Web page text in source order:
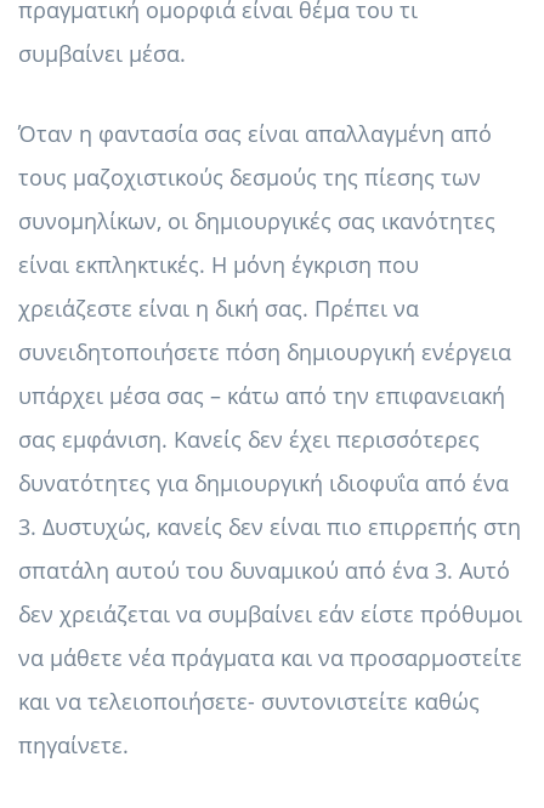
πραγματική ομορφιά είναι θέμα του τι
συμβαίνει μέσα.
Όταν η φαντασία σας είναι απαλλαγμένη από
τους μαζοχιστικούς δεσμούς της πίεσης των
συνομηλίκων, οι δημιουργικές σας ικανότητες
είναι εκπληκτικές. Η μόνη έγκριση που
χρειάζεστε είναι η δική σας. Πρέπει να
συνειδητοποιήσετε πόση δημιουργική ενέργεια
υπάρχει μέσα σας – κάτω από την επιφανειακή
σας εμφάνιση. Κανείς δεν έχει περισσότερες
δυνατότητες για δημιουργική ιδιοφυΐα από ένα
3. Δυστυχώς, κανείς δεν είναι πιο επιρρεπής στη
σπατάλη αυτού του δυναμικού από ένα 3. Αυτό
δεν χρειάζεται να συμβαίνει εάν είστε πρόθυμοι
να μάθετε νέα πράγματα και να προσαρμοστείτε
και να τελειοποιήσετε- συντονιστείτε καθώς
πηγαίνετε.